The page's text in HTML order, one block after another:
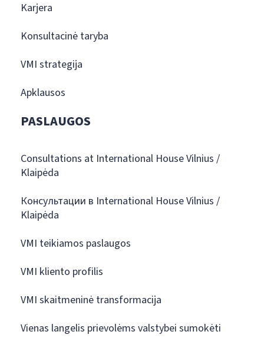
Karjera
Konsultacinė taryba
VMI strategija
Apklausos
PASLAUGOS
Consultations at International House Vilnius /
Klaipėda
Консультации в International House Vilnius /
Klaipėda
VMI teikiamos paslaugos
VMI kliento profilis
VMI skaitmeninė transformacija
Vienas langelis prievolėms valstybei sumokėti